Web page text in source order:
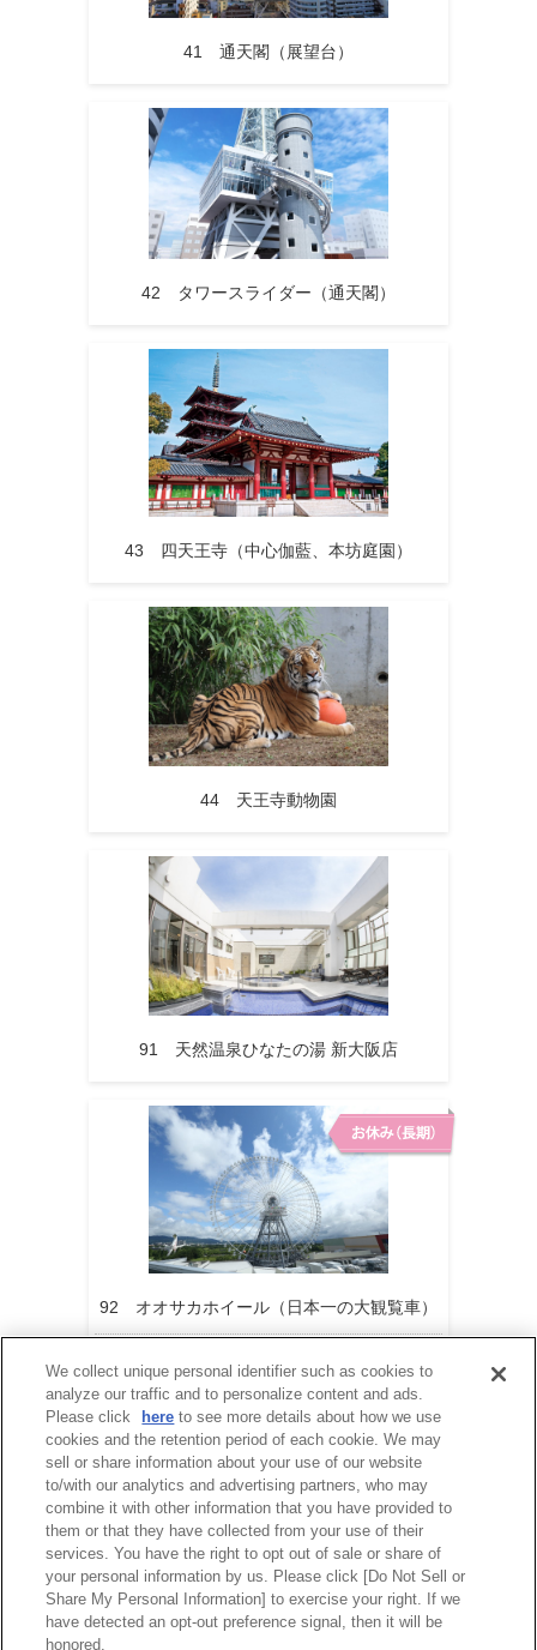
41 通天閣（展望台）
42 タワースライダー（通天閣）
43 四天王寺（中心伽藍、本坊庭園）
44 天王寺動物園
91 天然温泉ひなたの湯 新大阪店
92 オオサカホイール（日本一の大観覧車）
We collect unique personal identifier such as cookies to
analyze our traffic and to personalize content and ads.
Please click
here to see more details about how we use
cookies and the retention period of each cookie. We may
sell or share information about your use of our website
to/with our analytics and advertising partners, who may
combine it with other information that you have provided to
them or that they have collected from your use of their
services. You have the right to opt out of sale or share of
your personal information by us. Please click [Do Not Sell or
Share My Personal Information] to exercise your right. If we
have detected an opt-out preference signal, then it will be
honored.